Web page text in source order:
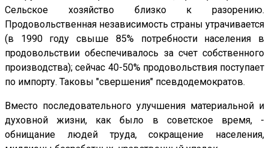
Сельское хозяйство близко к разорению.
Продовольственная независимость страны утрачивается
(в 1990 году свыше 85% потребности населения в
продовольствии обеспечивалось за счет собственного
производства); сейчас 40-50% продовольствия поступает
по импорту. Таковы "свершения" псевдодемократов.
Вместо последовательного улучшения материальной и
духовной жизни, как было в советское время, -
обнищание людей труда, сокращение населения,